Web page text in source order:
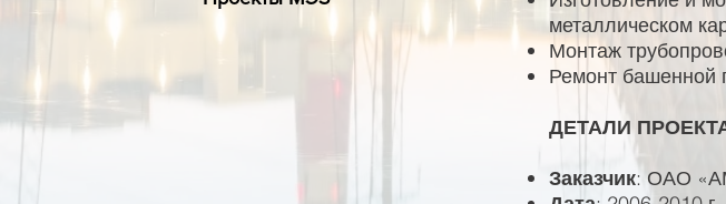
металлическом
Монтаж
Ремонт башенной
ДЕТАЛИ
Заказчик: ОАО